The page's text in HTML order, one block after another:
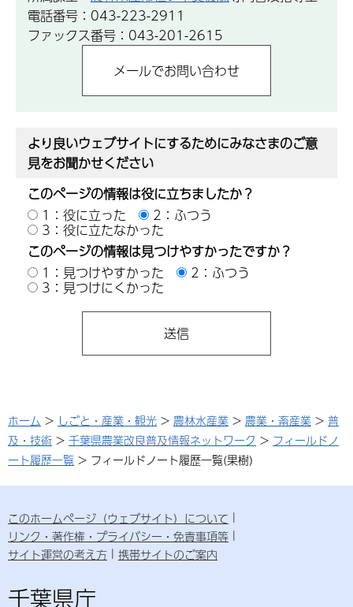
電話番号：043-223-2911
ファックス番号：043-201-2615
より良いウェブサイトにするためにみなさまのご意
見をお聞かせください
このページの情報は役に立ちましたか？
1：役に立った
2：ふつう
3：役に立たなかった
このページの情報は見つけやすかったですか？
1：見つけやすかった
2：ふつう
3：見つけにくかった
ホーム > しごと・産業・観光 > 農林水産業 > 農業・畜産業 > 普
及・技術 > 千葉県農業改良普及情報ネットワーク > フィールドノ
ート履歴一覧 > フィールドノート履歴一覧(果樹)
このホームページ（ウェブサイト）について
リンク・著作権・プライバシー・免責事項等
サイト運営の考え方
携帯サイトのご案内
千葉県庁